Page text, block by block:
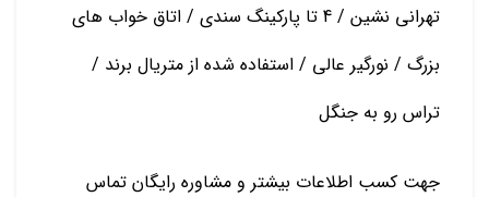
تهرانی نشین / 4 تا پارکینگ سندی / اتاق خواب های
بزرگ / نورگیر عالی / استفاده شده از متریال برند /
تراس رو به جنگل
جهت کسب اطلاعات بیشتر و مشاوره رایگان تماس